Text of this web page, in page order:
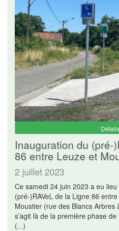
Détails
Inauguration du (pré-
86 entre Leuze et
2 juillet 2023
Ce samedi 24 juin 2023 a eu lieu
(pré-)RAVeL de la Ligne 86
Moustier (rue des Blancs Arbres
s’agit là de la première phase
(...)